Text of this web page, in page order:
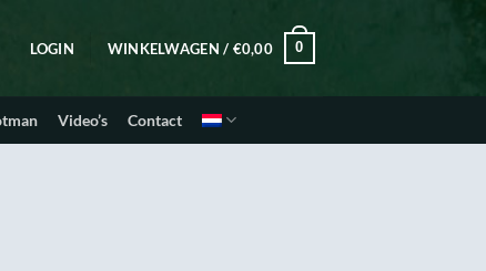
LOGIN WINKELWAGEN / €0,00 0
Video’s Contact